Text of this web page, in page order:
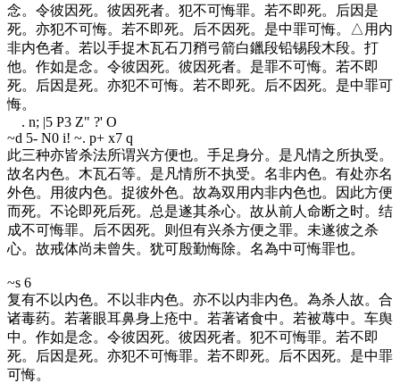
念。令彼因死。彼因死者。犯不可悔罪。若不即死。后因是
死。亦犯不可悔。若不即死。后不因死。是中罪可悔。△用内
非内色者。若以手捉木瓦石刀矟弓箭白鑞段铅锡段木段。打
他。作如是念。令彼因死。彼因死者。是罪不可悔。若不即
死。后因是死。亦犯不可悔。若不即死。后不因死。是中罪可
悔。
. n; |5 P3 Z" ?' O
~d 5- N0 i! ~. p+ x7 q
此三种亦皆杀法所谓兴方便也。手足身分。是凡情之所执受。
故名内色。木瓦石等。是凡情所不执受。名非内色。有处亦名
外色。用彼内色。捉彼外色。故為双用内非内色也。因此方便
而死。不论即死后死。总是遂其杀心。故从前人命断之时。结
成不可悔罪。后不因死。则但有兴杀方便之罪。未遂彼之杀
心。故戒体尚未曾失。犹可殷勤悔除。名為中可悔罪也。
~s 6
复有不以内色。不以非内色。亦不以内非内色。為杀人故。合
诸毒药。若著眼耳鼻身上疮中。若著诸食中。若被蓐中。车舆
中。作如是念。令彼因死。彼因死者。犯不可悔罪。若不即
死。后因是死。亦犯不可悔罪。若不即死。后不因死。是中罪
可悔。